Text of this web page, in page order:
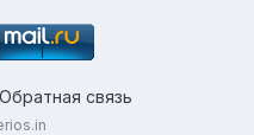
Обратная связь